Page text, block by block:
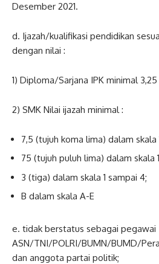
Desember 2021.
d. Ijazah/kualifikasi pendidikan
dengan nilai :
1) Diploma/Sarjana IPK minimal
2) SMK Nilai ijazah minimal :
7,5 (tujuh koma lima) dalam skala
75 (tujuh puluh lima) dalam skala
3 (tiga) dalam skala 1 sampai 4;
B dalam skala A-E
e. tidak berstatus sebagai pegawai
ASN/TNI/POLRI/BUMN/BUMD/
dan anggota partai politik;